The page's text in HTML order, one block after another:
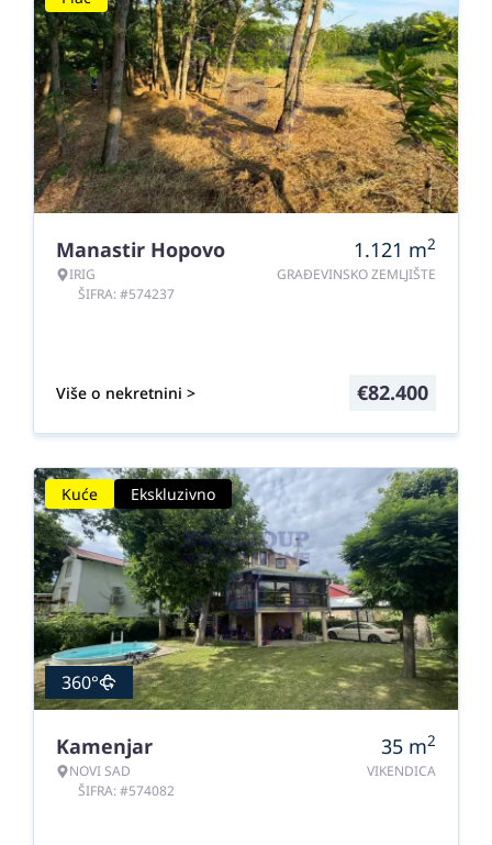
Manastir Hopovo
IRIG
ŠIFRA: #574237
1.121 m2
GRAĐEVINSKO ZEMLJIŠTE
Više o nekretnini > €82.400
Kuće Ekskluzivno
360°
Kamenjar
NOVI SAD
ŠIFRA: #574082
35 m2
VIKENDICA